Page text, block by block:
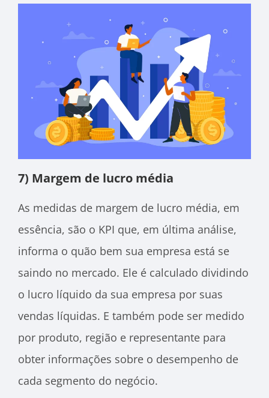
7) Margem de lucro média
As medidas de margem de lucro média, em
essência, são o KPI que, em última análise,
informa o quão bem sua empresa está se
saindo no mercado. Ele é calculado dividindo
o lucro líquido da sua empresa por suas
vendas líquidas. E também pode ser medido
por produto, região e representante para
obter informações sobre o desempenho de
cada segmento do negócio.